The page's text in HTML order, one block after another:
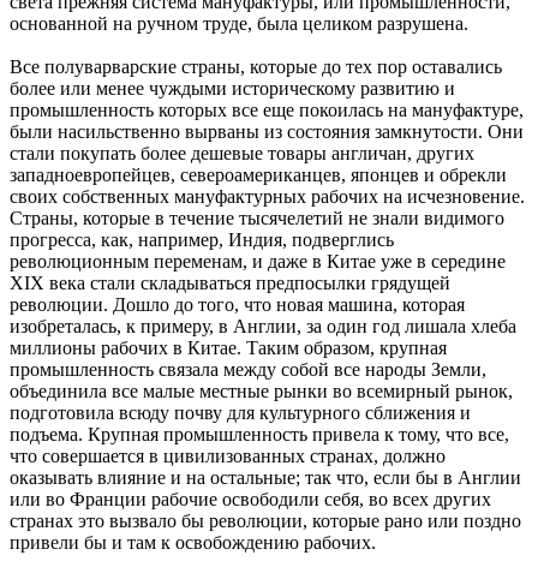
основанной на ручном труде, была целиком разрушена.
Все полуварварские страны, которые до тех пор оставались
более или менее чуждыми историческому развитию и
промышленность которых все еще покоилась на мануфактуре,
были насильственно вырваны из состояния замкнутости. Они
стали покупать более дешевые товары англичан, других
западноевропейцев, североамериканцев, японцев и обрекли
своих собственных мануфактурных рабочих на исчезновение.
Страны, которые в течение тысячелетий не знали видимого
прогресса, как, например, Индия, подверглись
революционным переменам, и даже в Китае уже в середине
XIX века стали складываться предпосылки грядущей
революции. Дошло до того, что новая машина, которая
изобреталась, к примеру, в Англии, за один год лишала хлеба
миллионы рабочих в Китае. Таким образом, крупная
промышленность связала между собой все народы Земли,
объединила все малые местные рынки во всемирный рынок,
подготовила всюду почву для культурного сближения и
подъема. Крупная промышленность привела к тому, что все,
что совершается в цивилизованных странах, должно
оказывать влияние и на остальные; так что, если бы в Англии
или во Франции рабочие освободили себя, во всех других
странах это вызвало бы революции, которые рано или поздно
привели бы и там к освобождению рабочих.